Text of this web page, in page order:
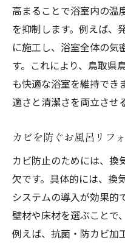
高まることで浴室内の温
を抑制します。例えば、
に施工し、浴室全体の気
す。これにより、鳥取県
も快適な浴室を維持でき
適さと清潔さを両立させ
カビを防ぐお風呂リフ
カビ防止のためには、換
欠です。具体的には、換
システムの導入が効果的
壁材や床材を選ぶことで
例えば、抗菌・防カビ加